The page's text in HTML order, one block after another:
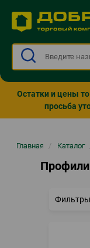
Остатки и цены
просьба
Строка
Главная / Каталог
Фильтры